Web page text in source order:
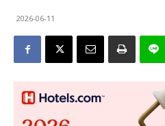
2026-06-11